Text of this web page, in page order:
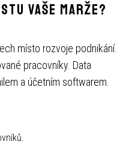
vaše marže?
místo rozvoje podnikání.
pracovníky. Data
a účetním softwarem.